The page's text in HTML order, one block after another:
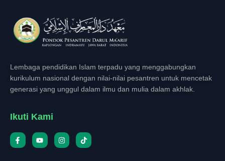
Lembaga pendidikan Islam terpadu yang menggabungkan
kurikulum nasional dengan nilai-nilai pesantren untuk mencetak
generasi yang unggul dalam ilmu dan mulia dalam akhlak.
Ikuti Kami